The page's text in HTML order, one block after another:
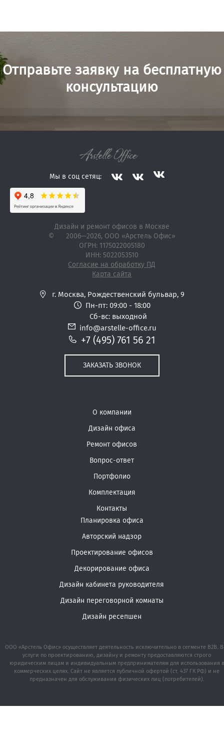
Отправьте заявку на бесплатную
консультацию
Мы в соц сетяц:
Дизайн и ремонт офисов в Москве
©
2006—2026, ООО «Арстель Офис»
ОГРН: 1175022005180
ИНН: 5022053510
Согласие на обработку ПД
Карта сайта
О компании
Дизайн офиса
Ремонт офисов
Вопрос-ответ
Портфолио
Комплектация
Контакты
Планировка офиса
Авторский надзор
Проектирование офисов
Декорирование офиса
Дизайн кабинета руководителя
Дизайн переговорной комнаты
Дизайн ресепшен
г. Москва, Рождественский бульвар, 9
Пн-пт: 09:00 - 18:00
Сб-вс: выходной
info@arstelle-office.ru
+7 (495) 761 56 21
ЗАКАЗАТЬ ЗВОНОК
ООО «Арстель Офис» осуществляет деятельность исключительно в сегменте B2B.
услуги по проектированию, дизайну и ремонту предоставляются строго
юридическим лицам и индивидуальным предпринимателям для использования в
коммерческих целях. Сайт не является публичной офертой (ст. 437 ГК РФ) и не
предназначен для обслуживания физических лиц (потребителей).